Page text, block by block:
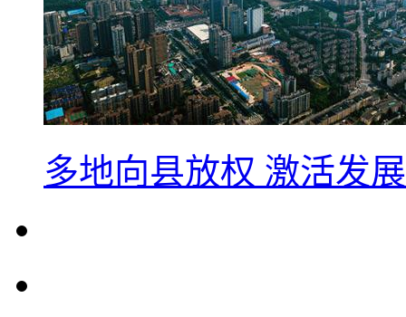
多地向县放权 激活发